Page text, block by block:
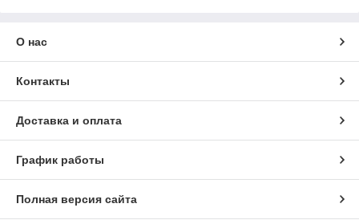
О нас
Контакты
Доставка и оплата
График работы
Полная версия сайта